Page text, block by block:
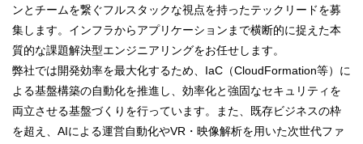
ンとチームを繋ぐフルスタックな視点を持ったテックリードを募
集します。インフラからアプリケーションまで横断的に捉えた本
質的な課題解決型エンジニアリングをお任せします。
弊社では開発効率を最大化するため、IaC（CloudFormation等）に
よる基盤構築の自動化を推進し、効率化と強固なセキュリティを
両立させる基盤づくりを行っています。また、既存ビジネスの枠
を超え、AIによる運営自動化やVR・映像解析を用いた次世代ファ